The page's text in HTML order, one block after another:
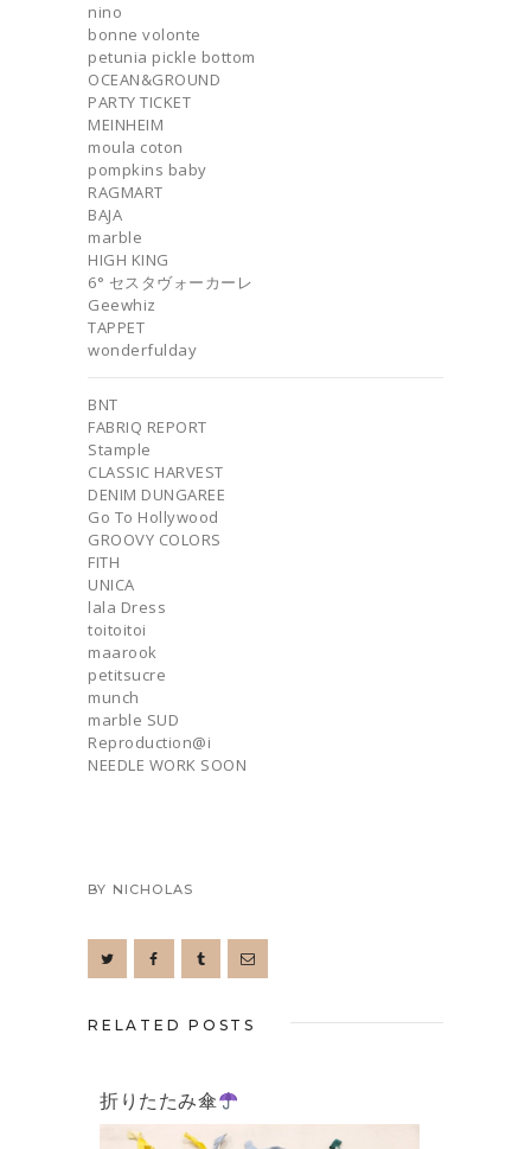
nino
bonne volonte
petunia pickle bottom
OCEAN&GROUND
PARTY TICKET
MEINHEIM
moula coton
pompkins baby
RAGMART
BAJA
marble
HIGH KING
6° セスタヴォーカーレ
Geewhiz
TAPPET
wonderfulday
BNT
FABRIQ REPORT
Stample
CLASSIC HARVEST
DENIM DUNGAREE
Go To Hollywood
GROOVY COLORS
FITH
UNICA
lala Dress
toitoitoi
maarook
petitsucre
munch
marble SUD
Reproduction@i
NEEDLE WORK SOON
BY NICHOLAS
RELATED POSTS
折りたたみ傘